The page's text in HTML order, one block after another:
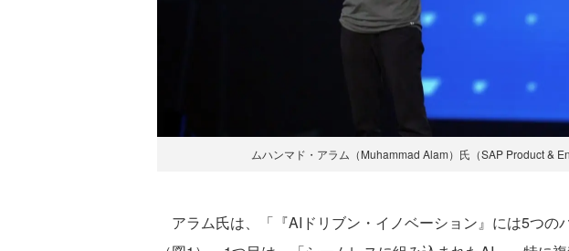
ムハンマド・アラム（Muhammad Alam）氏（SAP Product &
アラム氏は、「『AIドリブン・イノベーション』には5つの